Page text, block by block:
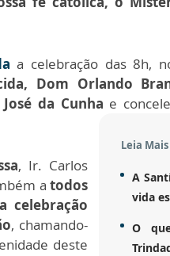
a celebração das 8h,
Dom Orlando
da Cunha e
Leia Mais
A
vida
O
, Ir. Carlos
atodos
celebração
, chamando-
deste